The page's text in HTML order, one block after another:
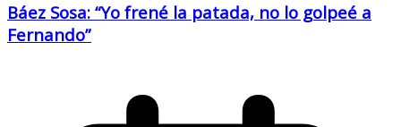
Báez Sosa: “Yo frené la patada, no lo golpeé a
Fernando”